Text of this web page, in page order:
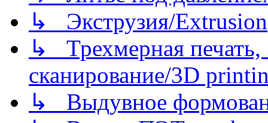
↳ Экструзия/Extrusion
↳ Трехмерная
сканирование/3D
↳ Выдувное